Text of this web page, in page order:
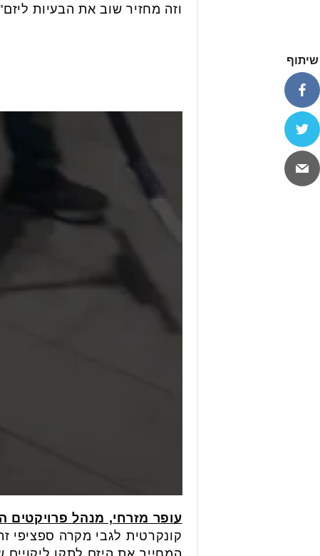
וזה מחזיר שוב את הבעיות
עופר מזרחי, מנהל פרויקטים
קונקרטית לגבי מקרה ספציפי
שיתוף